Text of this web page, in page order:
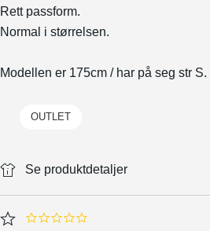
Rett passform.
Normal i størrelsen.
Modellen er 175cm / har på seg str S.
OUTLET
Se produktdetaljer
0.0 star rating